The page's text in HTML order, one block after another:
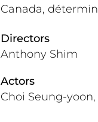
Canada,
Directors
Anthony Shim
Actors
Choi Seung-